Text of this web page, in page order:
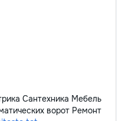
Сантехника Мебель
ворот Ремонт